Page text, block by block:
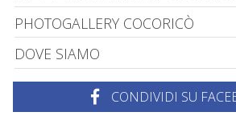
PHOTOGALLERY COCORICÒ
DOVE SIAMO
CONDIVIDI SU